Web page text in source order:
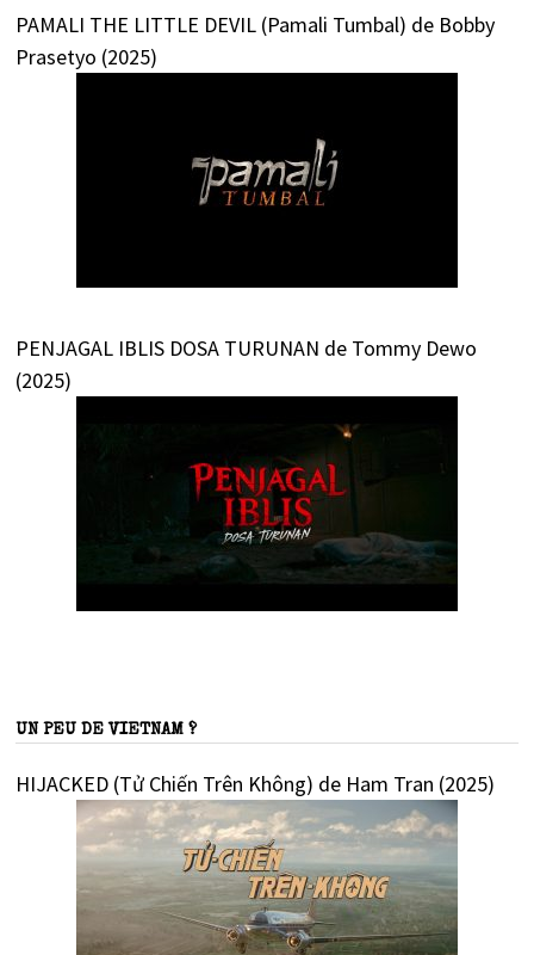
PAMALI THE LITTLE DEVIL (Pamali Tumbal) de Bobby
Prasetyo (2025)
PENJAGAL IBLIS DOSA TURUNAN de Tommy Dewo
(2025)
UN PEU DE VIETNAM ?
HIJACKED (Tử Chiến Trên Không) de Ham Tran (2025)